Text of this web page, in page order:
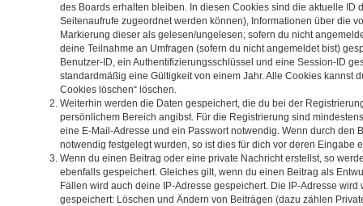
des Boards erhalten bleiben. In diesen Cookies sind die aktuelle ID
Seitenaufrufe zugeordnet werden können), Informationen über die
Markierung dieser als gelesen/ungelesen; sofern du nicht
deine Teilnahme an Umfragen (sofern du nicht angemeldet bist)
Benutzer-ID, ein Authentifizierungsschlüssel und eine Session-ID
standardmäßig eine Gültigkeit von einem Jahr. Alle Cookies kannst
Cookies löschen“ löschen.
Weiterhin werden die Daten gespeichert, die du bei der
persönlichem Bereich angibst. Für die Registrierung sind
eine E-Mail-Adresse und ein Passwort notwendig. Wenn durch den
notwendig festgelegt wurden, so ist dies für dich vor deren Eingabe
Wenn du einen Beitrag oder eine private Nachricht erstellst, so
ebenfalls gespeichert. Gleiches gilt, wenn du einen Beitrag als
Fällen wird auch deine IP-Adresse gespeichert. Die IP-Adresse
gespeichert: Löschen und Ändern von Beiträgen (dazu zählen